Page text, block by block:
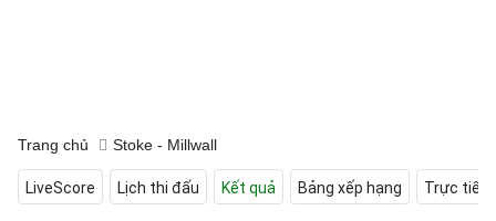
Trang chủ Stoke - Millwall
LiveScore Lịch thi đấu Kết quả Bảng xếp hạng Trực tiếp